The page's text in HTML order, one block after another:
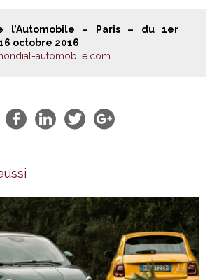
l’Automobile – Paris – du 1er
octobre 2016
automobile.com